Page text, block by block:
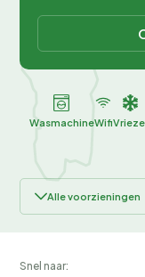
WasmachineWifi
Alle voorzieningen
Snel naar: